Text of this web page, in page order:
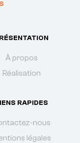
À propos
Réalisation
RAPIDES
nous
légales